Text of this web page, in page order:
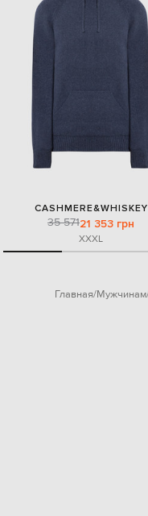
CASHMERE&WHISKEY
35 57121 353 грн
XXXL
Главная Мужчинам